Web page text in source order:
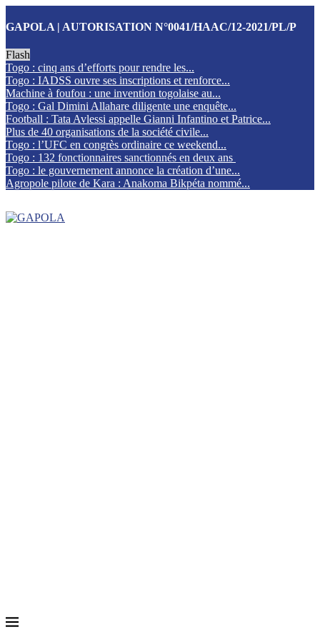
GAPOLA | AUTORISATION N°0041/HAAC/12-2021/PL/P
Flash
Togo : cinq ans d’efforts pour rendre les...
Togo : IADSS ouvre ses inscriptions et renforce...
Machine à foufou : une invention togolaise au...
Togo : Gal Dimini Allahare diligente une enquête...
Football : Tata Avlessi appelle Gianni Infantino et Patrice...
Plus de 40 organisations de la société civile...
Togo : l’UFC en congrès ordinaire ce weekend...
Togo : 132 fonctionnaires sanctionnés en deux ans
Togo : le gouvernement annonce la création d’une...
Agropole pilote de Kara : Anakoma Bikpéta nommé...